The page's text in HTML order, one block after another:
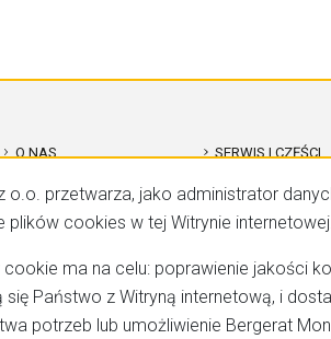
O NAS
KONTAKT
KARIERA
SERWIS I CZĘŚCI
OGÓLNE WARUNKI
SPRZEDAŻY (OWS)
OGÓLNE
USŁUG
(OWUS)
o.o. przetwarza, jako administrator
plików cookies w tej Witrynie
ma na celu: poprawienie jakości
się Państwo z Witryną internetową, i
potrzeb lub umożliwienie Bergerat